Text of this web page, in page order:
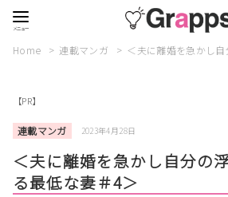
Home 連載マンガ ＜夫に離婚を急かし
【PR】
連載マンガ 2023年4月28日
＜夫に離婚を急かし自分の
る最低な妻＃4＞